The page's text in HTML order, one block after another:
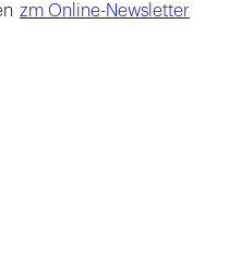
zm Online-Newsletter